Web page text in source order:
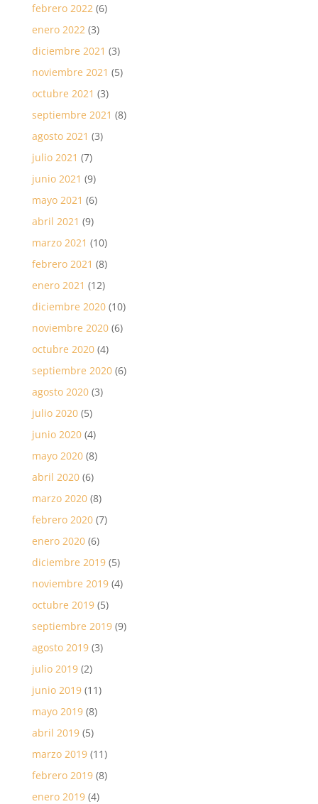
febrero 2022(6)
enero 2022(3)
diciembre 2021 (3)
noviembre 2021 (5)
octubre 2021 (3)
septiembre 2021 (8)
agosto 2021 (3)
julio 2021 (7)
junio 2021 (9)
mayo 2021 (6)
abril 2021 (9)
marzo 2021 (10)
febrero 2021 (8)
enero 2021 (12)
diciembre 2020(10)
noviembre 2020(6)
octubre 2020(4)
septiembre 2020(6)
agosto 2020(3)
julio 2020(5)
junio 2020(4)
mayo 2020(8)
abril 2020(6)
marzo 2020(8)
febrero 2020(7)
enero 2020(6)
diciembre 2019(5)
noviembre 2019(4)
octubre 2019(5)
septiembre 2019(9)
agosto 2019(3)
julio 2019(2)
junio 2019(11)
mayo 2019(8)
abril 2019(5)
marzo 2019(11)
febrero 2019(8)
enero 2019(4)